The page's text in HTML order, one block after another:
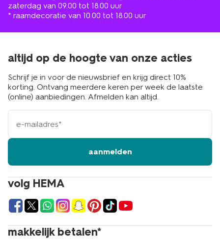
zaterdag van 09.00 tot 18.00 uur
* raamdecoratie van 10.00 tot 18.00 uur
volg HEMA
makkelijk betalen*
altijd op de hoogte van onze acties
Schrijf je in voor de nieuwsbrief en krijg direct 10%
korting. Ontvang meerdere keren per week de laatste
(online) aanbiedingen. Afmelden kan altijd.
e-
mailadres
aanmelden